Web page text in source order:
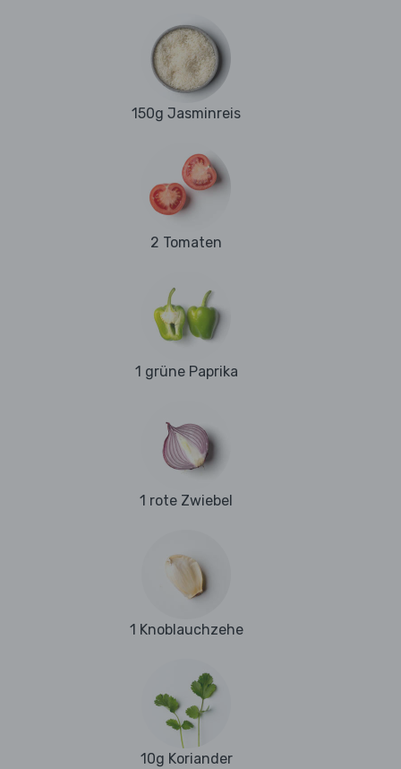
150g Jasminreis
2 Tomaten
1 grüne Paprika
1 rote Zwiebel
1 Knoblauchzehe
10g Koriander